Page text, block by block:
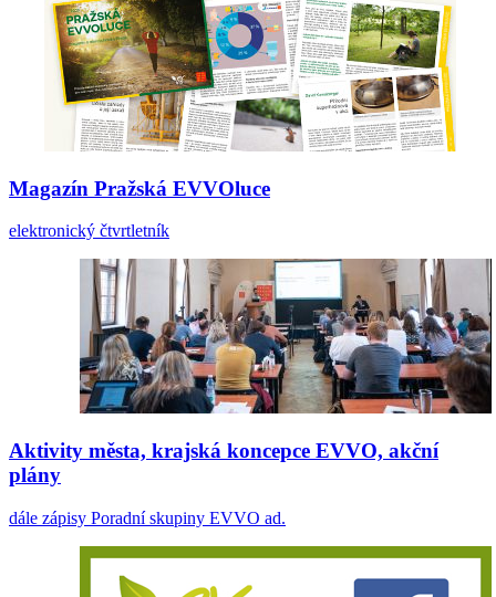
Magazín Pražská EVVOluce
elektronický čtvrtletník
Aktivity města, krajská koncepce EVVO, akční
plány
dále zápisy Poradní skupiny EVVO ad.